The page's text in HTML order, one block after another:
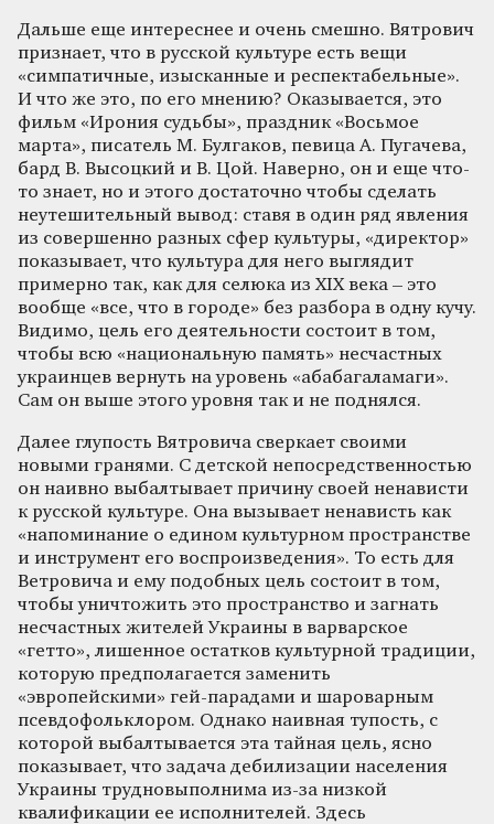
Дальше еще интереснее и очень смешно. Вятрович
признает, что в русской культуре есть вещи
«симпатичные, изысканные и респектабельные».
И что же это, по его мнению? Оказывается, это
фильм «Ирония судьбы», праздник «Восьмое
марта», писатель М. Булгаков, певица А. Пугачева,
бард В. Высоцкий и В. Цой. Наверно, он и еще что-
то знает, но и этого достаточно чтобы сделать
неутешительный вывод: ставя в один ряд явления
из совершенно разных сфер культуры, «директор»
показывает, что культура для него выглядит
примерно так, как для селюка из XIX века – это
вообще «все, что в городе» без разбора в одну кучу.
Видимо, цель его деятельности состоит в том,
чтобы всю «национальную память» несчастных
украинцев вернуть на уровень «абабагаламаги».
Сам он выше этого уровня так и не поднялся.
Далее глупость Вятровича сверкает своими
новыми гранями. С детской непосредственностью
он наивно выбалтывает причину своей ненависти
к русской культуре. Она вызывает ненависть как
«напоминание о едином культурном пространстве
и инструмент его воспроизведения». То есть для
Ветровича и ему подобных цель состоит в том,
чтобы уничтожить это пространство и загнать
несчастных жителей Украины в варварское
«гетто», лишенное остатков культурной традиции,
которую предполагается заменить
«эвропейскими» гей-парадами и шароварным
псевдофольклором. Однако наивная тупость, с
которой выбалтывается эта тайная цель, ясно
показывает, что задача дебилизации населения
Украины трудновыполнима из-за низкой
квалификации ее исполнителей. Здесь